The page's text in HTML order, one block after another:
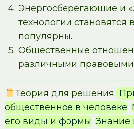
Энергосберегающие и
технологии становятся
популярны.
Общественные
различными
Теория для решения:
общественное в человеке
его виды и формы Знание